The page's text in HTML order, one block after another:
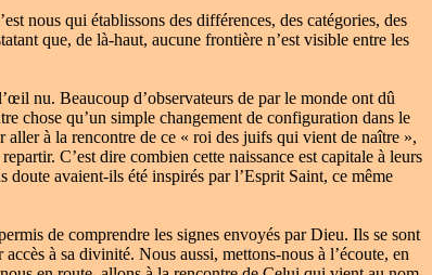
nous qui établissons des différences, des catégories, des
que, de là-haut, aucune frontière n’est visible entre les
nu. Beaucoup d’observateurs de par le monde ont dû
chose qu’un simple changement de configuration dans le
aller à la rencontre de ce « roi des juifs qui vient de naître »,
C’est dire combien cette naissance est capitale à leurs
avaient-ils été inspirés par l’Esprit Saint, ce même
de comprendre les signes envoyés par Dieu. Ils se sont
à sa divinité. Nous aussi, mettons-nous à l’écoute, en